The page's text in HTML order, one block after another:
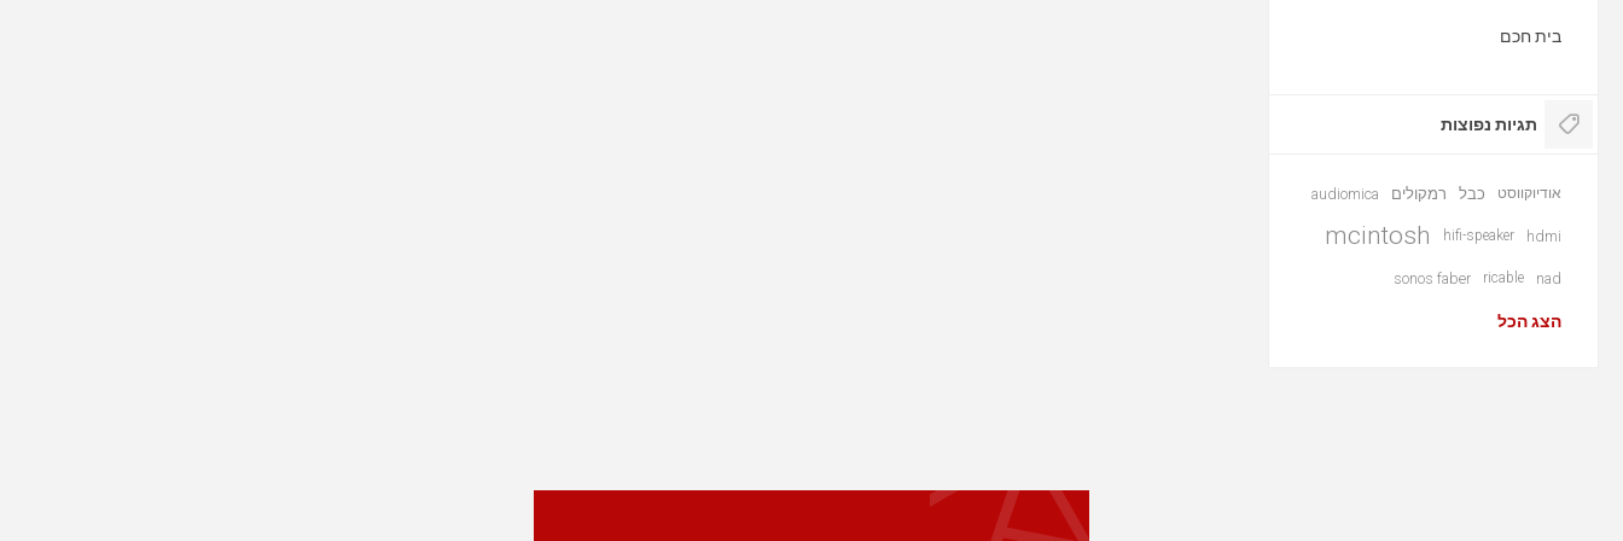
בית חכם
תגיות נפוצות
אודיוקווסט כבל רמקולים audiomica
hdmi
hifi-speaker
mcintosh
nad
ricable
sonos faber
הצג הכל